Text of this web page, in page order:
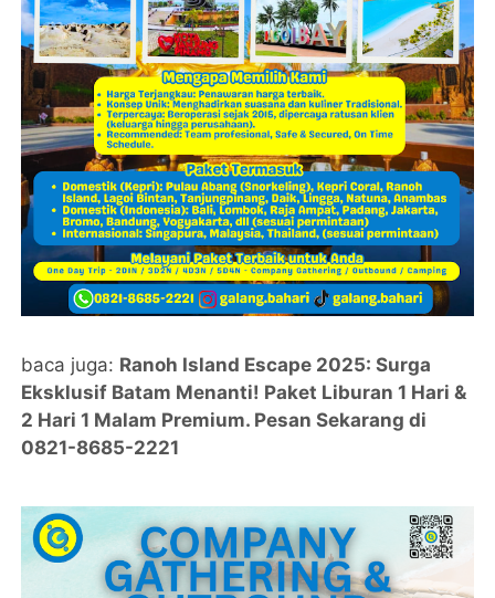
baca juga: Ranoh Island Escape 2025: Surga
Eksklusif Batam Menanti! Paket Liburan 1 Hari &
2 Hari 1 Malam Premium. Pesan Sekarang di
0821-8685-2221